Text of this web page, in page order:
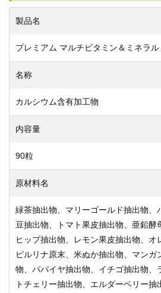
製品名
プレミアム マルチビタミン＆ミネラル
名称
カルシウム含有加工物
内容量
90粒
原材料名
緑茶抽出物、マリーゴールド抽出物、
豆抽出物、トマト果皮抽出物、亜鉛酵
ヒップ抽出物、レモン果皮抽出物、オ
ピルリナ原末、米ぬか抽出物、マンガ
物、パパイヤ抽出物、イチゴ抽出物、
トチェリー抽出物、エルダーベリー抽